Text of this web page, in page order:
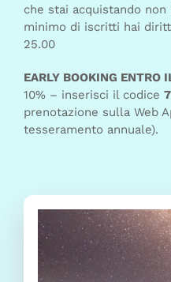
che stai acquistando non
minimo di iscritti hai
25.00
EARLY BOOKING ENTRO
10% – inserisci il codice
prenotazione sulla Web
tesseramento annuale).